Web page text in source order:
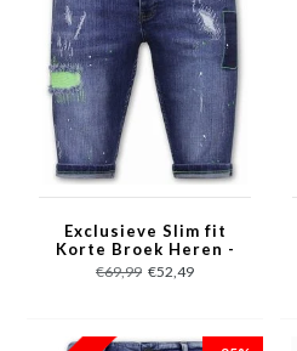
Exclusieve Slim fit
Korte Broek Heren -
1044 - Blauw
€69,99 €52,49